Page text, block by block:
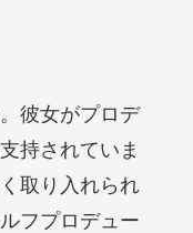
彼女がプロデ
持されていま
取り入れられ
フプロデュー